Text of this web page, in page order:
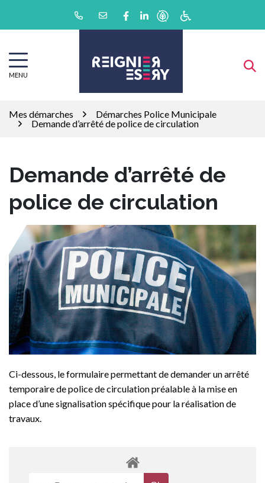
Lien vers le compte Facebook
Lien vers le compte Linkedin
MENU
Mes démarches
Démarches Police Municipale
Demande d’arrêté de police de circulation
Demande d’arrêté de
police de circulation
Ci-dessous, le formulaire permettant de demander un arrêté
temporaire de police de circulation préalable à la mise en
place d’une signalisation spécifique pour la réalisation de
travaux.